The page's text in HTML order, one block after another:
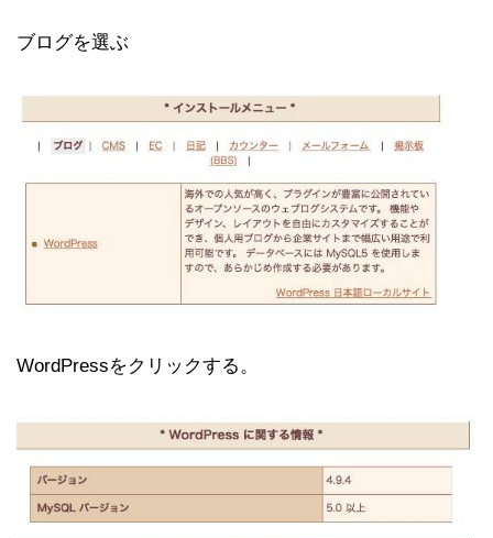
ブログを選ぶ
WordPressをクリックする。